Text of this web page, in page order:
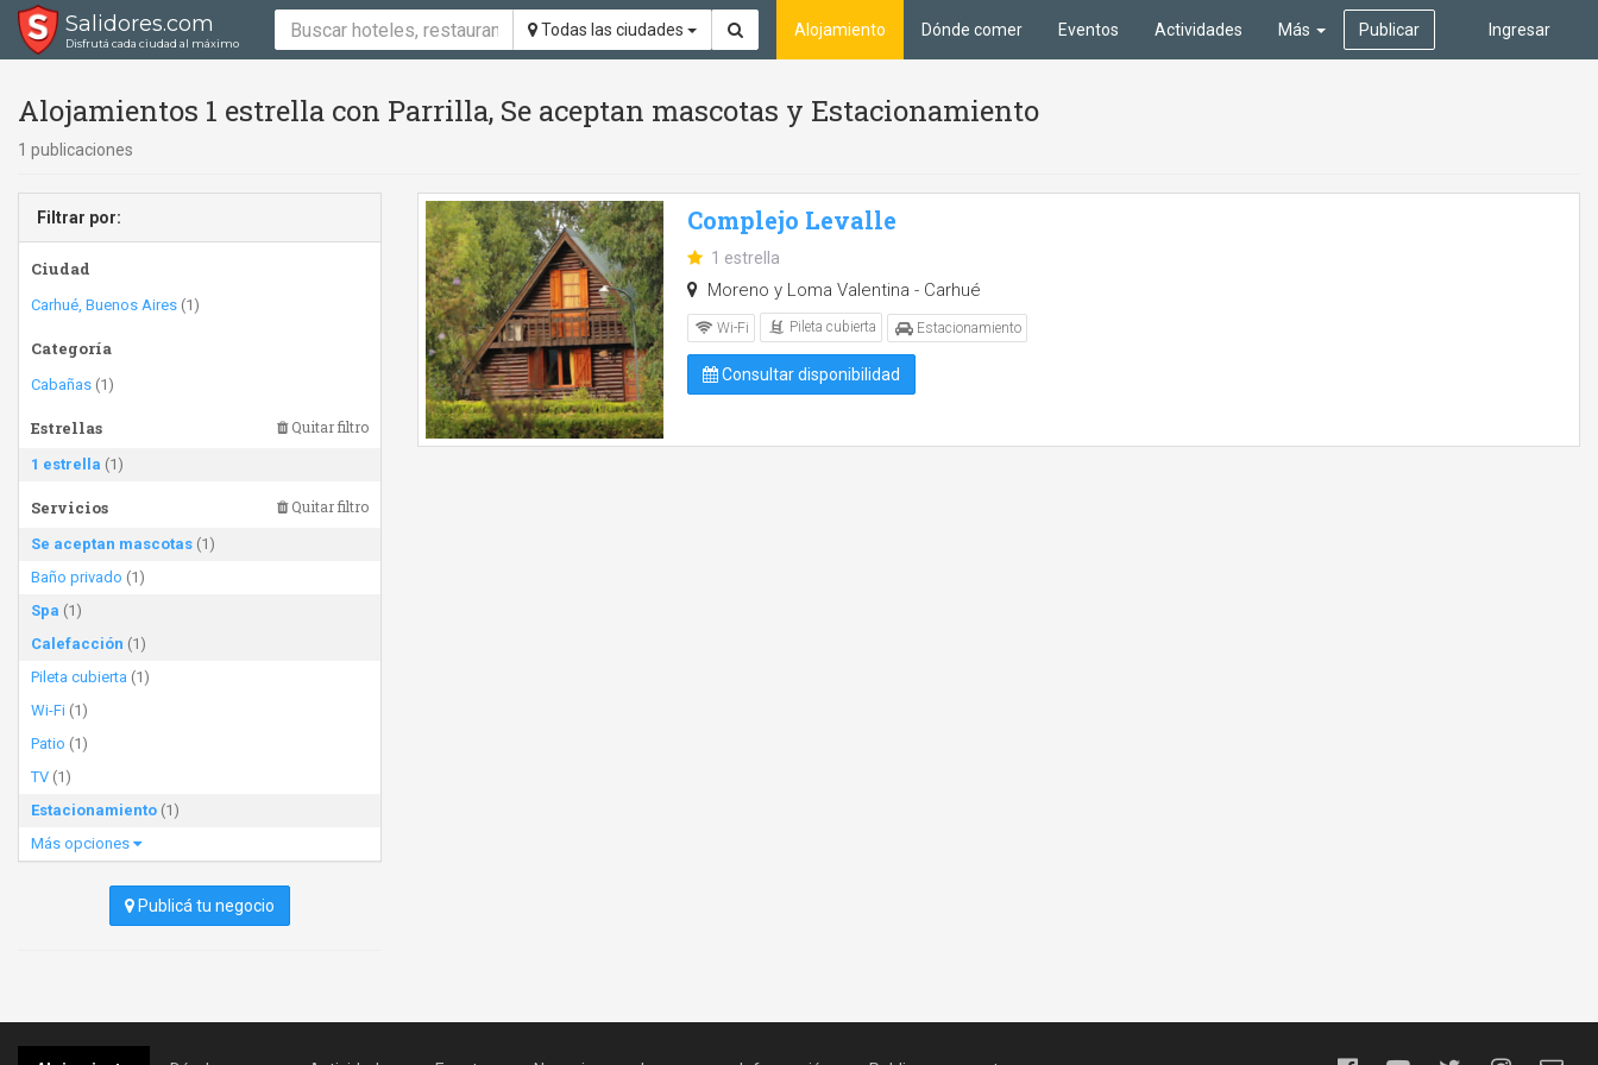
Salidores.com
Disfrutá cada ciudad al máximo
Todas las ciudades Ingresar
Alojamiento Dónde comer Eventos Actividades Más Publicar
Alojamientos 1 estrella con Parrilla, Se aceptan mascotas y Estacionamiento
1 publicaciones
Filtrar por:
Ciudad
Carhué, Buenos Aires (1)
Categoría
Cabañas (1)
Estrellas Quitar filtro
1 estrella (1)
Servicios Quitar filtro
Se aceptan mascotas (1)
Baño privado (1)
Spa (1)
Calefacción (1)
Pileta cubierta (1)
Wi-Fi (1)
Patio (1)
TV (1)
Estacionamiento (1)
Más opciones
Publicá tu negocio
Complejo Levalle
1 estrella
Moreno y Loma Valentina - Carhué
Wi-Fi Pileta cubierta Estacionamiento
Consultar disponibilidad